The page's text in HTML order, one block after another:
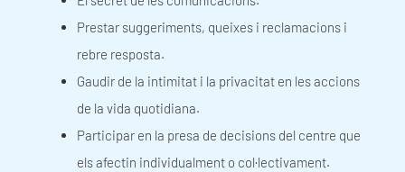
Prestar suggeriments, queixes i reclamacions i
rebre resposta.
Gaudir de la intimitat i la privacitat en les accions
de la vida quotidiana.
Participar en la presa de decisions del centre que
els afectin individualment o col·lectivament.